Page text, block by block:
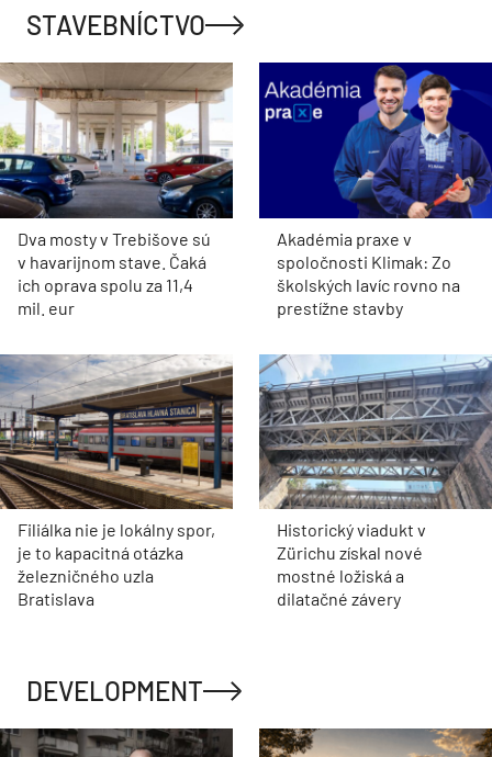
STAVEBNÍCTVO
Dva mosty v Trebišove sú
v havarijnom stave. Čaká
ich oprava spolu za 11,4
mil. eur
Akadémia praxe v
spoločnosti Klimak: Zo
školských lavíc rovno na
prestížne stavby
Filiálka nie je lokálny spor,
je to kapacitná otázka
železničného uzla
Bratislava
Historický viadukt v
Zürichu získal nové
mostné ložiská a
dilatačné závery
DEVELOPMENT